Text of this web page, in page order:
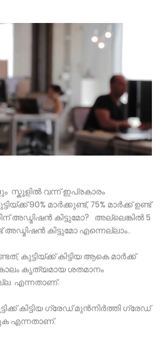
സ്കൂളിൽ വന്ന് ഇപ്രകാരം
90% മാർക്കുണ്ട്, 75% മാർക്ക് ഉണ്ട്
കിട്ടുമോ? അല്ലെങ്കിൽ 5
അഡ്മിഷൻ കിട്ടുമോ എന്നെല്ലാം..
കുട്ടിയ്ക്ക് കിട്ടിയ ആകെ മാർക്ക്
കൃത്യമായ ശതമാനം
എന്നതാണ്.
കിട്ടിയ ഗ്രേഡ് മുൻനിർത്തി ഗ്രേഡ്
എന്നതാണ്.